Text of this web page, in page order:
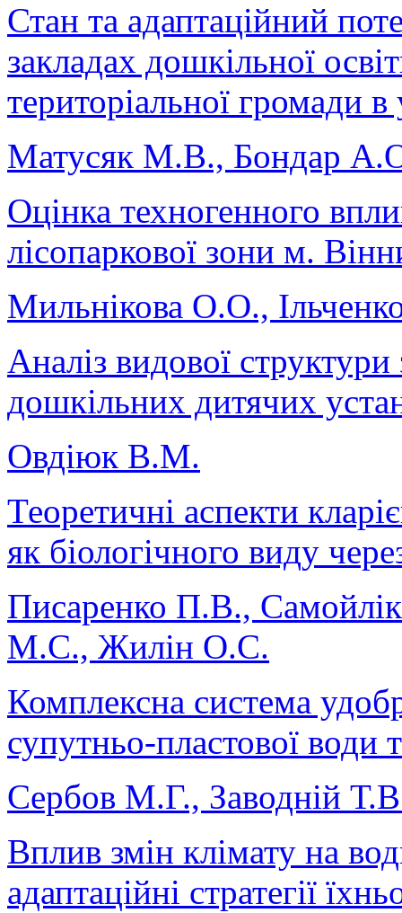
Стан та адаптаційний
закладах дошкільної
територіальної громади
Матусяк М.В., Бондар
Оцінка техногенного
лісопаркової зони м.
Мильнікова О.О.,
Аналіз видової
дошкільних дитячих
Овдіюк В.М.
Теоретичні аспекти
як біологічного виду
Писаренко П.В.,
М.С., Жилін О.С.
Комплексна система
супутньо-пластової води
Сербов М.Г., Заводній
Вплив змін клімату на
адаптаційні стратегії